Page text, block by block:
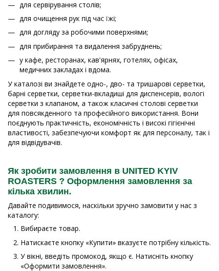
для сервірування столів;
для очищення рук під час їжі;
для догляду за робочими поверхнями;
для прибирання та видалення забруднень;
у кафе, ресторанах, кав'ярнях, готелях, офісах,
медичних закладах і вдома.
У каталозі ви знайдете одно-, дво- та тришарові серветки,
барні серветки, серветки-вкладиші для диспенсерів, вологі
серветки з клапаном, а також класичні столові серветки
для повсякденного та професійного використання. Вони
поєднують практичність, економічність і високі гігієнічні
властивості, забезпечуючи комфорт як для персоналу, так і
для відвідувачів.
Як зробити замовлення в UNITED KYIV
ROASTERS ? Оформлення замовлення за
кілька хвилин.
Давайте подивимося, наскільки зручно замовити у нас з
каталогу:
Вибираєте товар.
Натискаєте кнопку «Купити» вказуєте потрібну кількість.
У вікні, введіть промокод, якщо є. Натисніть кнопку
«Оформити замовлення».